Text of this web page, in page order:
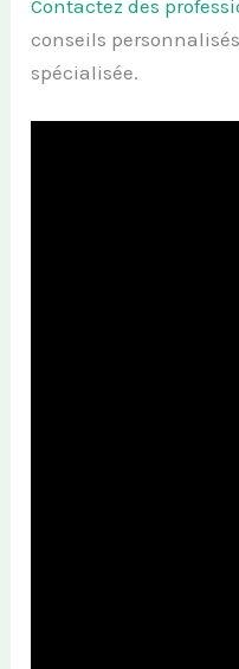
Contactez des
conseils
spécialisée.